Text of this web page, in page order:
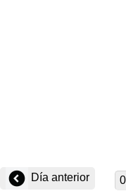
Día anterior